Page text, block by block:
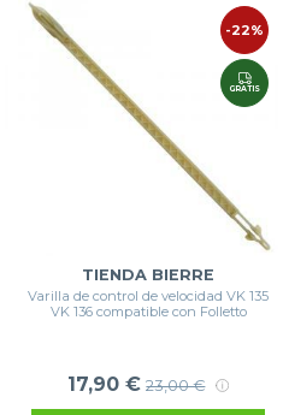
-22%
GRATIS
TIENDA BIERRE
Varilla de control de velocidad VK 135
VK 136 compatible con Folletto
17,90 € 23,00 €